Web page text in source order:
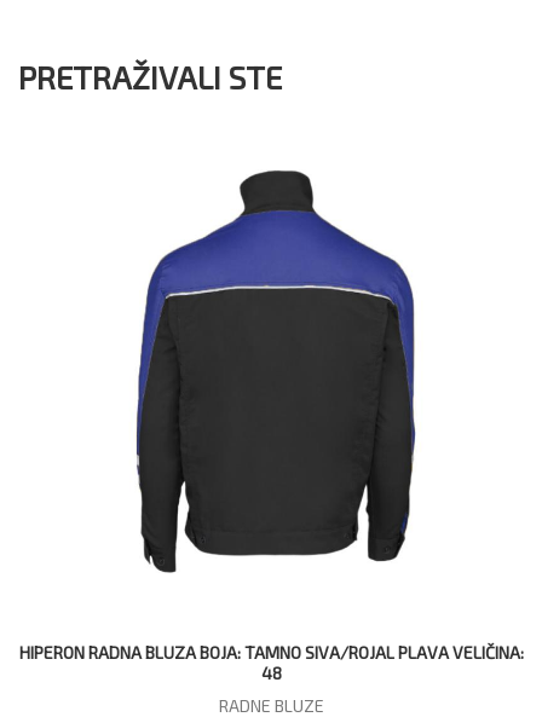
PRETRAŽIVALI STE
HIPERON RADNA BLUZA BOJA: TAMNO SIVA/ROJAL PLAVA VELIČINA:
48
RADNE BLUZE